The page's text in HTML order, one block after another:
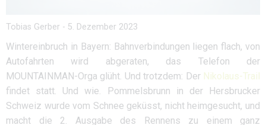
Tobias Gerber - 5. Dezember 2023
Wintereinbruch in Bayern: Bahnverbindungen liegen flach, von
Autofahrten wird abgeraten, das Telefon der
MOUNTAINMAN-Orga glüht. Und trotzdem: Der Nikolaus-Trail
findet statt. Und wie. Pommelsbrunn in der Hersbrucker
Schweiz wurde vom Schnee geküsst, nicht heimgesucht, und
macht die 2. Ausgabe des Rennens zu einem ganz